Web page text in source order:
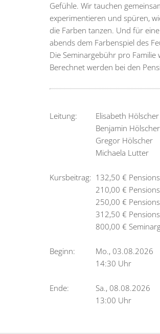
Gefühle. Wir tauchen
experimentieren und spüren,
die Farben tanzen. Und für
abends dem Farbenspiel des
Die Seminargebühr pro
Berechnet werden bei den
Leitung:
Elisabeth Hölscher
Benjamin Hölscher
Gregor Hölscher
Michaela Lutter
Kursbeitrag: 132,50 €
210,00 €
250,00 €
312,50 €
800,00 €
Beginn:
Mo., 03.08.2026
14:30 Uhr
Ende:
Sa., 08.08.2026
13:00 Uhr